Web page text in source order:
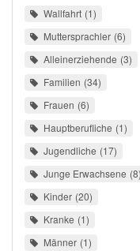
Wallfahrt 1
Muttersprachler 6
Alleinerziehende 3
Familien 34
Frauen 6
Hauptberufliche 1
Jugendliche 17
Junge Erwachsene 8
Kinder 20
Kranke 1
Männer 1